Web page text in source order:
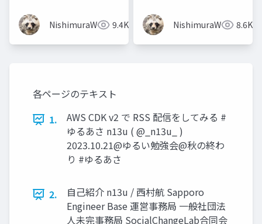
NishimuraWataru9.4K NishimuraWataru8.6K
各ページのテキスト
1.
AWS CDK v2 で RSS 配信をしてみる #
ゆるあさ n13u ( @_n13u_ )
2023.10.21@ゆるい勉強会@秋の終わ
り #ゆるあさ
2.
自己紹介 n13u / 西村航 Sapporo
Engineer Base 運営事務局 一般社団法
人未完事務局 SocialChangeLab合同会